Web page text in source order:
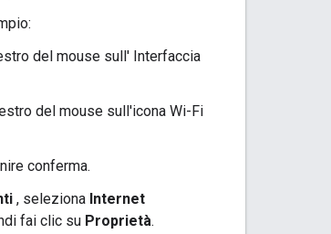
del mouse sull' Interfaccia
del mouse sull'icona Wi-Fi
conferma.
, seleziona Internet
fai clic su Proprietà.